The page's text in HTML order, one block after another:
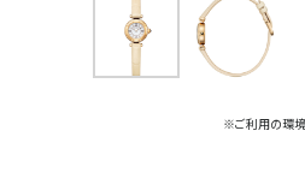
※ご利用の環境